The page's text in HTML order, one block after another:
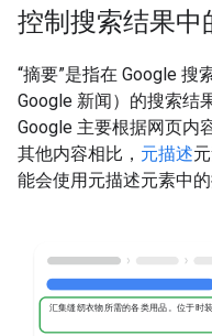
控制搜索结果中
“摘要”是指在 Google 搜
Google 新闻）的搜索结
Google 主要根据网页内
其他内容相比， 元描述
能会使用元描述元素中的
汇集缝纫衣物所需的各类用品。位于时